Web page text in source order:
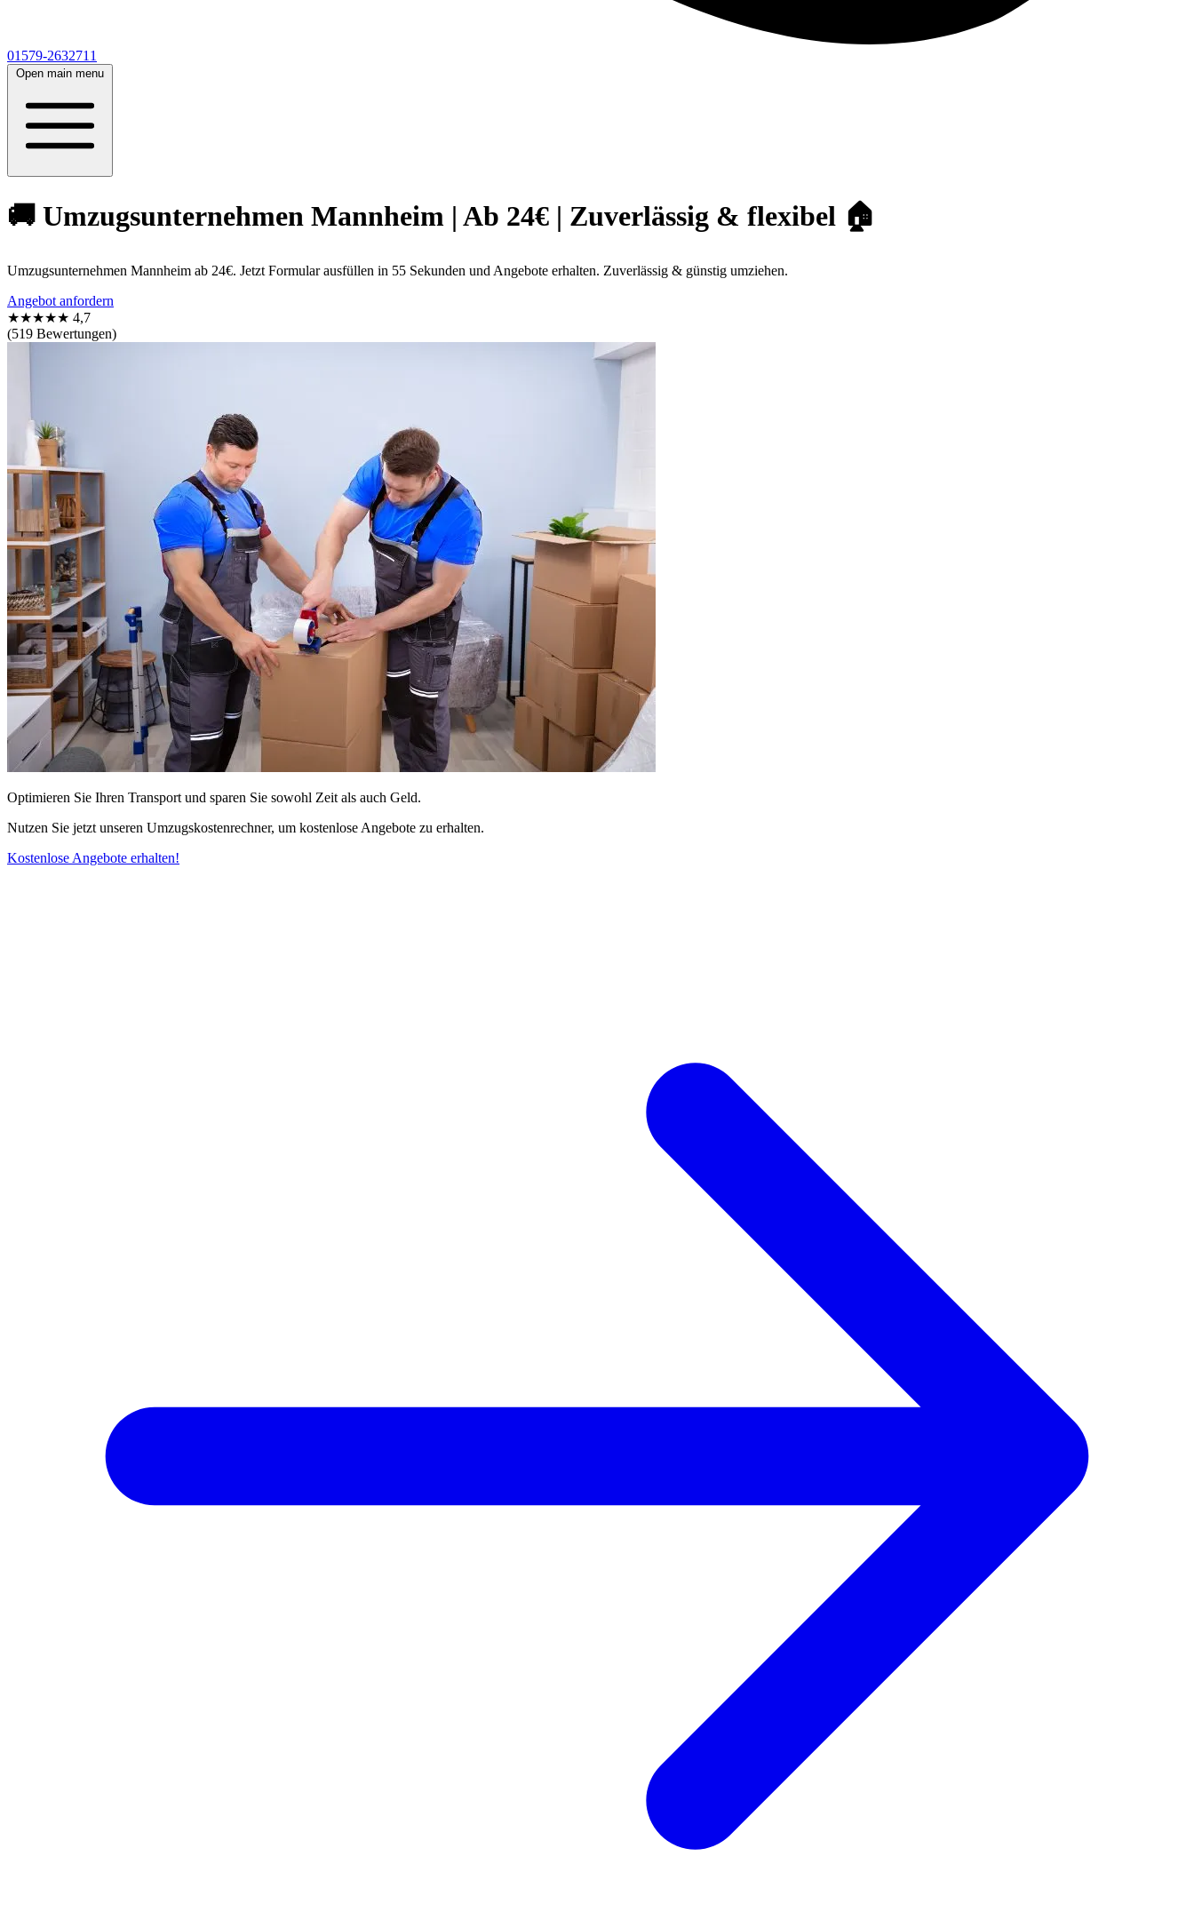
01579-2632711
Open main menu
🚚 Umzugsunternehmen Mannheim | Ab 24€ | Zuverlässig & flexibel 🏠
Umzugsunternehmen Mannheim ab 24€. Jetzt Formular ausfüllen in 55 Sekunden und Angebote erhalten. Zuverlässig & günstig umziehen.
Angebot anfordern
★★★★★ 4,7
(519 Bewertungen)
Optimieren Sie Ihren Transport und sparen Sie sowohl Zeit als auch Geld.
Nutzen Sie jetzt unseren Umzugskostenrechner, um kostenlose Angebote zu erhalten.
Kostenlose Angebote erhalten!